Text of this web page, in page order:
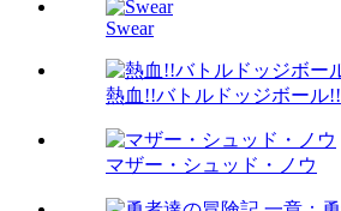
Swear
熱血!!バトルドッジボール!!
マザー・シュッド・ノウ